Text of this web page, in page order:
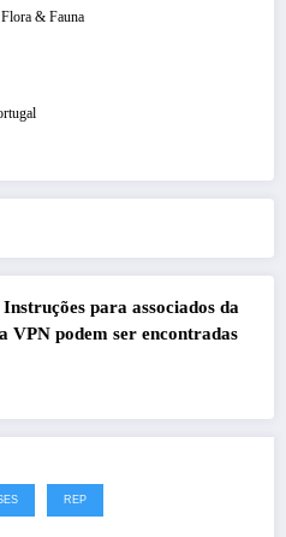
& Fauna
Instruções para associados da
VPN podem ser encontradas
REP